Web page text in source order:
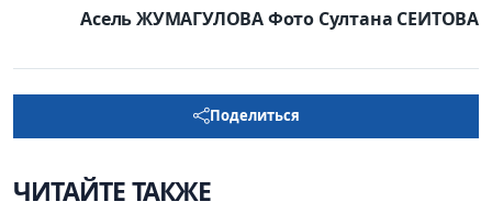
Асель ЖУМАГУЛОВА Фото Султана СЕИТОВА
Поделиться
ЧИТАЙТЕ ТАКЖЕ